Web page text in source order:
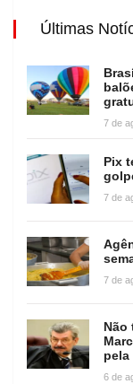
Últimas
7 de
Pix
7 de
7 de
Não
pela
6 de